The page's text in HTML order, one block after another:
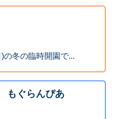
の冬の臨時開園で...
もぐらんぴあ